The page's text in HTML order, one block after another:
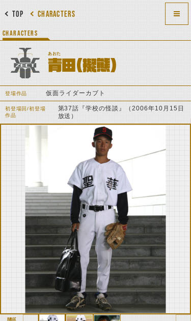
CHARACTERS
TOP
CHARACTERS
あおた
青田（擬態）
登場作品 仮面ライダーカブト
初登場回/初登場
作品
第37話『学校の怪談』（2006年10月15日
放送）